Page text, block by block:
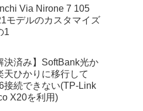
Via Nirone 7 105
モデルのカスタマイズ
1
決済み】SoftBank光か
天ひかりに移行して
接続できない(TP-Link
X20を利用)